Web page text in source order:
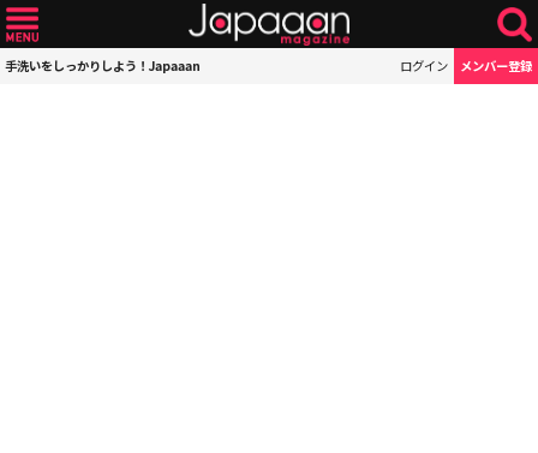
手洗いをしっかりしよう！Japaaan ログイン メンバー登録